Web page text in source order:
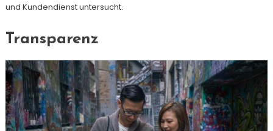
und Kundendienst untersucht.
Transparenz